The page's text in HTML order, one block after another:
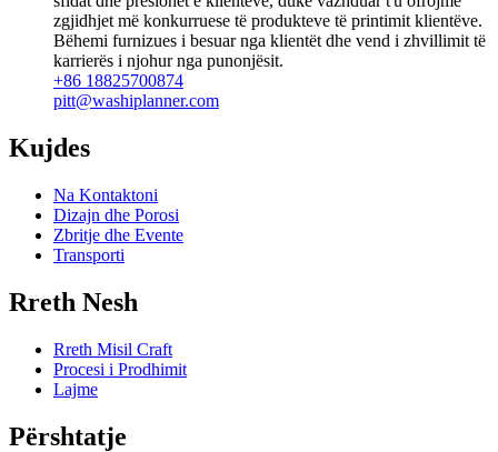
zgjidhjet më konkurruese të produkteve të printimit klientëve.
Bëhemi furnizues i besuar nga klientët dhe vend i zhvillimit të
karrierës i njohur nga punonjësit.
+86 18825700874
pitt@washiplanner.com
Kujdes
Na Kontaktoni
Dizajn dhe Porosi
Zbritje dhe Evente
Transporti
Rreth Nesh
Rreth Misil Craft
Procesi i Prodhimit
Lajme
Përshtatje